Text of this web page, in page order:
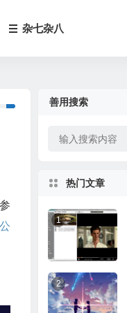
杂七杂八
善用搜索
热门文章
1
2